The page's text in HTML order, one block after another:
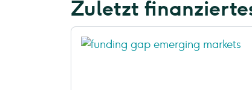
Zuletzt